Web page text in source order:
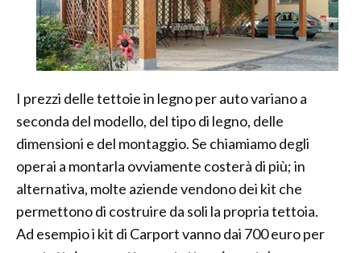
I prezzi delle tettoie in legno per auto variano a
seconda del modello, del tipo di legno, delle
dimensioni e del montaggio. Se chiamiamo degli
operai a montarla ovviamente costerà di più; in
alternativa, molte aziende vendono dei kit che
permettono di costruire da soli la propria tettoia.
Ad esempio i kit di Carport vanno dai 700 euro per